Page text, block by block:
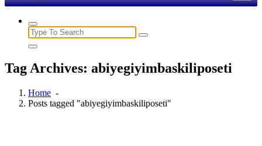
Search
for:
Tag Archives: abiyegiyimbaskiliposeti
Home -
Posts tagged "abiyegiyimbaskiliposeti"